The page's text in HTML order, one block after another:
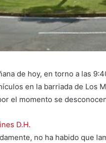
de hoy, en torno a las
en la barriada de Los
el momento se
no ha habido que